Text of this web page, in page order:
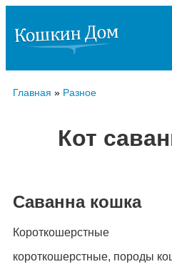
Главная » Разное
Кот
Саванна кошка
Короткошерстные
короткошерстные, породы